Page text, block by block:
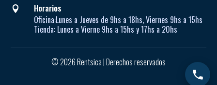

Horarios
Oficina:Lunes a Jueves de9hs a 18hs, Viernes 9hs a 15hs
Tienda: Lunes a Vierne9hs a 15hs y 17hs a 20hs
© 2026 Rentsica | Derechos reservados